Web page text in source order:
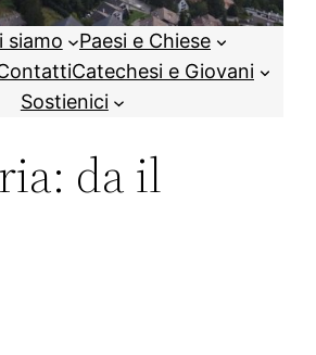
siamo
Paesi e Chiese
Catechesi e Giovani
Sostienici
da il